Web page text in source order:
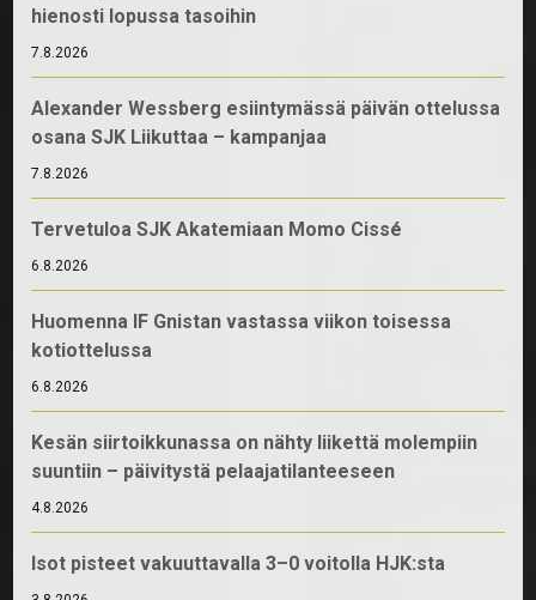
hienosti lopussa tasoihin
7.8.2026
Alexander Wessberg esiintymässä päivän ottelussa
osana SJK Liikuttaa – kampanjaa
7.8.2026
Tervetuloa SJK Akatemiaan Momo Cissé
6.8.2026
Huomenna IF Gnistan vastassa viikon toisessa
kotiottelussa
6.8.2026
Kesän siirtoikkunassa on nähty liikettä molempiin
suuntiin – päivitystä pelaajatilanteeseen
4.8.2026
Isot pisteet vakuuttavalla 3–0 voitolla HJK:sta